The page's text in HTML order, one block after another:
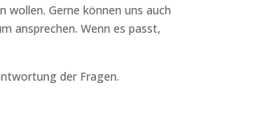
Gerne können uns auch
ansprechen. Wenn es passt,
der Fragen.